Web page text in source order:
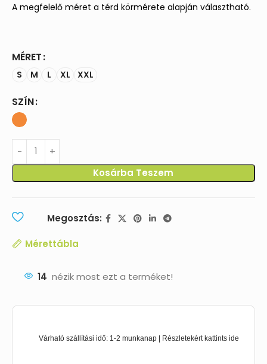
A megfelelő méret a térd körmérete alapján választható.
MÉRET
S M L XL XXL
SZÍN
Kosárba Teszem
Megosztás:
Mérettábla
14 nézik most ezt a terméket!
Várható szállítási idő: 1-2 munkanap | Részletekért kattints ide